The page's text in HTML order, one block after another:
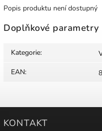
Popis produktu není dostupný
Doplňkové parametry
Kategorie:
EAN:
KONTAKT